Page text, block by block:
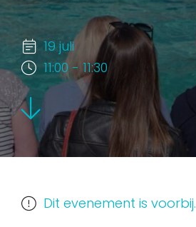
19 juli
11:00 - 11:30
Dit evenement is voorbij.